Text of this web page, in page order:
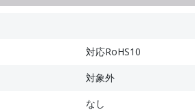
対応RoHS10
対象外
なし